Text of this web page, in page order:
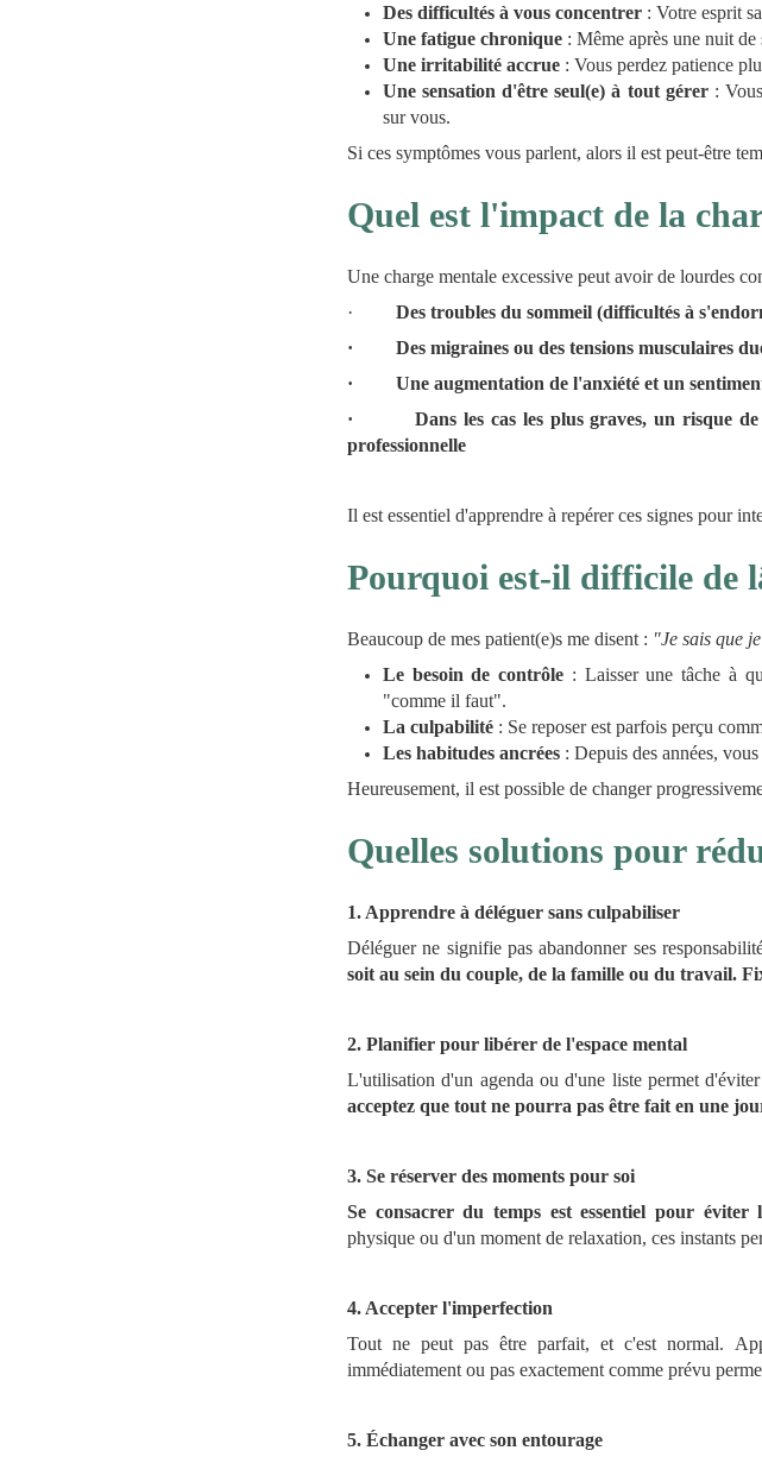
Des difficultés à vous concentrer : Votre esprit
Une fatigue chronique : Même après une nuit
Une irritabilité accrue : Vous perdez patience
Une sensation d'être seul(e) à tout gérer: Vous
sur vous.
Si ces symptômes vous parlent, alors il est peut-être
Quel est l'impact de la
Une charge mentale excessive peut avoir de lourdes
·
Des troubles du sommeil (difficultés à
· Des migraines ou des tensions musculaires
· Une augmentation de l'anxiété et un
·Dans les cas les plus graves, un risque
professionnelle
Il est essentiel d'apprendre à repérer ces signes pour
Pourquoi est-il difficile de
Beaucoup de mes patient(e)s me disent : "Je sais que
Le besoin de contrôle : Laisser une tâche à
"comme il faut".
La culpabilité : Se reposer est parfois perçu
Les habitudes ancrées : Depuis des années,
Heureusement, il est possible de changer
Quelles solutions pour
1. Apprendre à déléguer sans culpabiliser
Déléguer ne signifie pas abandonner ses
soit au sein du couple, de la famille ou du travail.
2. Planifier pour libérer de l'espace mental
L'utilisation d'un agenda ou d'une liste permet
acceptez que tout ne pourra pas être fait en une
3. Se réserver des moments pour soi
Se consacrer du temps est essentiel pour éviter
physique ou d'un moment de relaxation, ces instants
4. Accepter l'imperfection
Tout ne peut pas être parfait, et c'est normal.
immédiatement ou pas exactement comme prévu
5. Échanger avec son entourage